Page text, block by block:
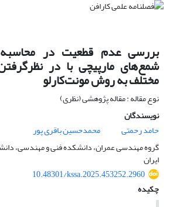
بررسی عدم قطعیت در
شمع‌های مارپیچی با در
مختلف به روش مونت‌کارلو
نوع مقاله : مقاله پژوهشی (نظری)
نویسندگان
حامد رحمتی
محمدحسین باقری پور
گروه مهندسی عمران، دانشکده فنی و مهندسی،
ایران
10.48301/kssa.2025.453252.2960
چکیده